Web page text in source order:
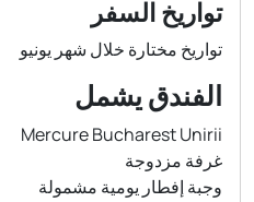
تواريخ السفر
تواريخ مختارة خلال شهر يونيو
الفندق يشمل
Mercure Bucharest Unirii
غرفة مزدوجة
وجبة إفطار يومية مشمولة